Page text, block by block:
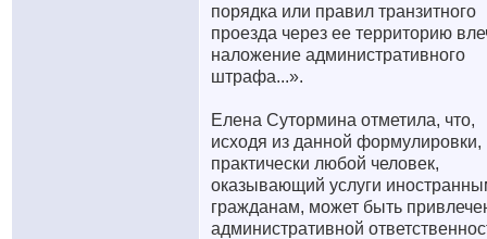
порядка или правил транзитного
проезда через ее территорию
наложение административного
штрафа...».
Елена Сутормина отметила, что,
исходя из данной формулировки,
практически любой человек,
оказывающий услуги
гражданам, может быть
административной